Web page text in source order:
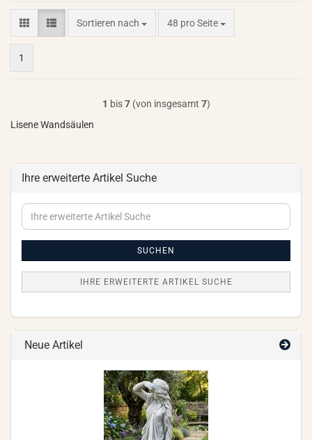
Sortieren nach
Sortieren nach 48 pro Seite
pro Seite
1
1 bis7(von insgesamt 7)
Lisene Wandsäulen
Ihre erweiterte Artikel Suche
Ihre
erweiterte
Artikel
SUCHEN
IHRE ERWEITERTE ARTIKEL SUCHE
Neue Artikel